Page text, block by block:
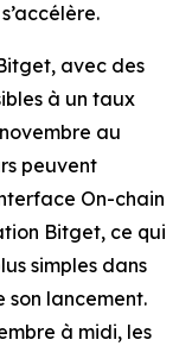
avec des
à un taux
au
peuvent
On-chain
Bitget, ce qui
simples dans
son lancement.
à midi, les